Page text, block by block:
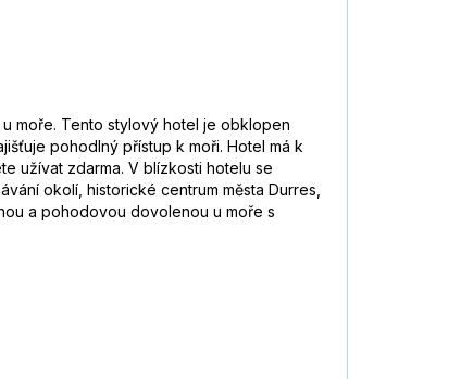
moře. Tento stylový hotel je obklopen
pohodlný přístup k moři. Hotel má k
užívat zdarma. V blízkosti hotelu se
okolí, historické centrum města Durres,
a pohodovou dovolenou u moře s